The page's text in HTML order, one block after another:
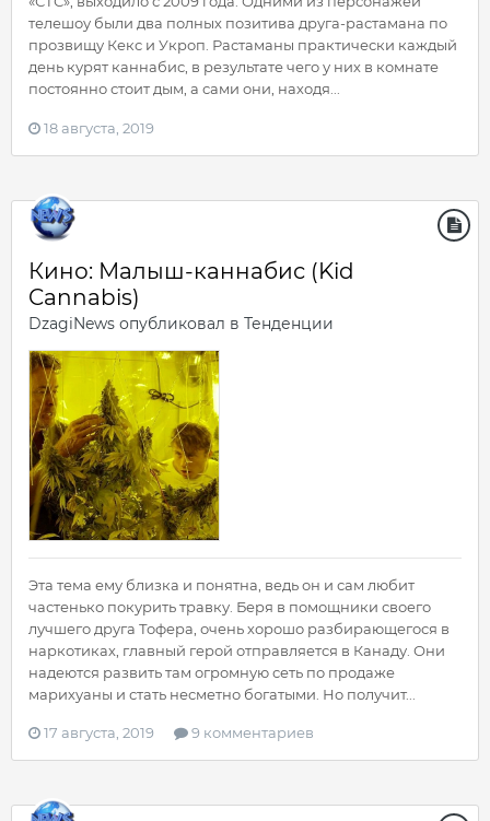
телешоу были два полных позитива друга-растамана по
прозвищу Кекс и Укроп. Растаманы практически каждый
день курят каннабис, в результате чего у них в комнате
постоянно стоит дым, а сами они, находя...
18 августа, 2019
Кино: Малыш-каннабис (Kid
Cannabis)
DzagiNews опубликовал в Тенденции
Эта тема ему близка и понятна, ведь он и сам любит
частенько покурить травку. Беря в помощники своего
лучшего друга Тофера, очень хорошо разбирающегося в
наркотиках, главный герой отправляется в Канаду. Они
надеются развить там огромную сеть по продаже
марихуаны и стать несметно богатыми. Но получит...
17 августа, 2019 9 комментариев